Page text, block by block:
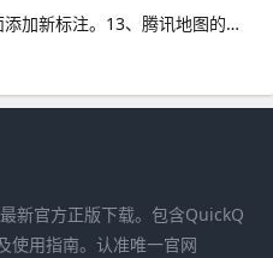
号登录到商户标注页面添加新标注。13、腾讯地图的登录步骤如下打开应用找到手机中的“腾讯地图”应用，点击打开进入个人中心在应用首页选择左上角的个人头像，点击进入选择登录方式在个人中心页面上方，选择登录方式如微信等，此处以登录为例同意协议勾选“阅读并同意协议”，点击“好的”继续授权登录在弹出的
新官方正版下载。包含QuickQ
使用指南。认准唯一官网